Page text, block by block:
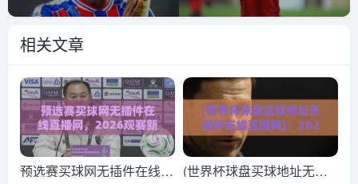
相关文章
预选赛买球网无插件在线直
(世界杯球盘买球地址无插